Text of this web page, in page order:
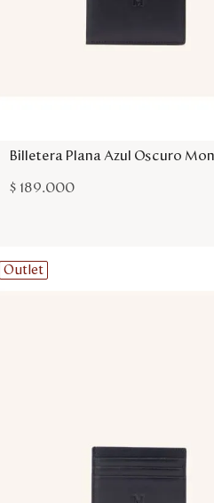
Billetera Plana Azul Oscuro
$ 189.000
Outlet